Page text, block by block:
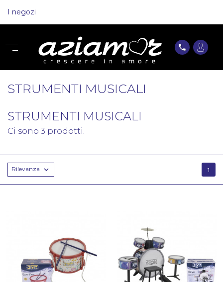
I negozi
phone
STRUMENTI MUSICALI
STRUMENTI MUSICALI
Ci sono 3 prodotti.
Rilevanza  1